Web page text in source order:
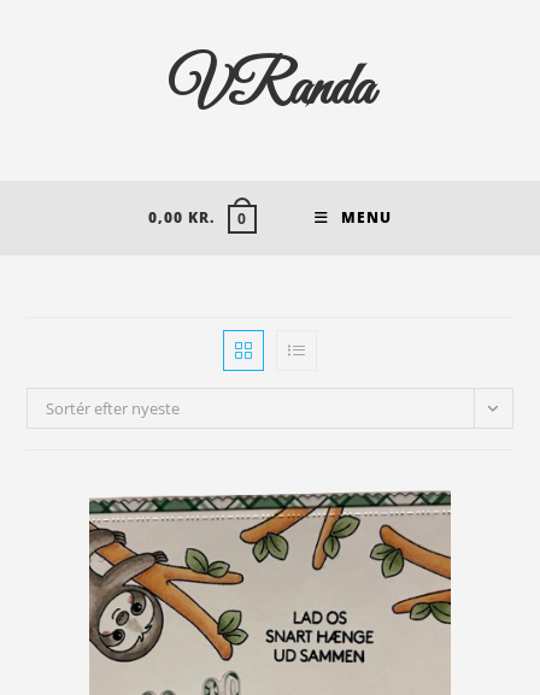
VRanda
0,00 KR. 0 MENU
Sortér efter nyeste